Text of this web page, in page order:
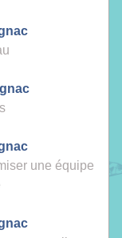
une équipe